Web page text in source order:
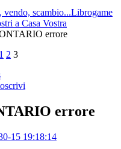
vendo, scambio...Librogame
a Casa Vostra
errore
1 2 3
errore
15 19:18:14